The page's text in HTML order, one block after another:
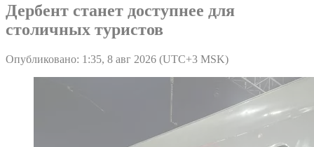
Дербент станет доступнее для
столичных туристов
Опубликовано: 1:35, 8 авг 2026 (UTC+3 MSK)